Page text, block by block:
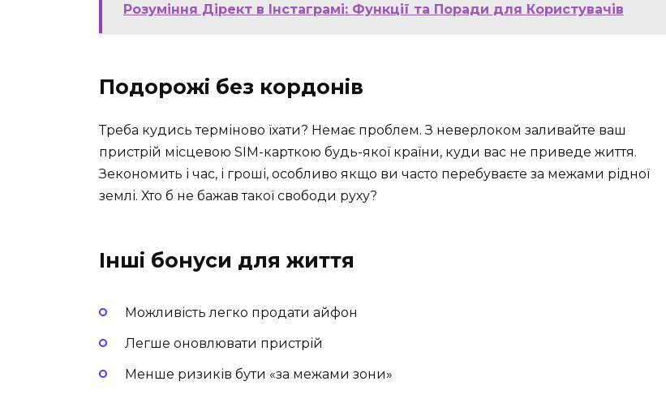
Розуміння Дірект в Інстаграмі: Функції та Поради для Користувачів
Подорожі без кордонів
Треба кудись терміново їхати? Немає проблем. З неверлоком заливайте ваш
пристрій місцевою SIM-карткою будь-якої країни, куди вас не приведе життя.
Зекономить і час, і гроші, особливо якщо ви часто перебуваєте за межами рідної
землі. Хто б не бажав такої свободи руху?
Інші бонуси для життя
Можливість легко продати айфон
Легше оновлювати пристрій
Менше ризиків бути «за межами зони»